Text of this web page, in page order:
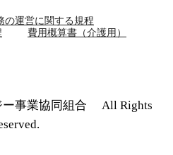
の運営に関する規程
費用概算書（介護用）
ー事業協同組合 All Rights